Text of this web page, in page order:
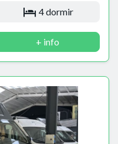
4 dormir
+ info